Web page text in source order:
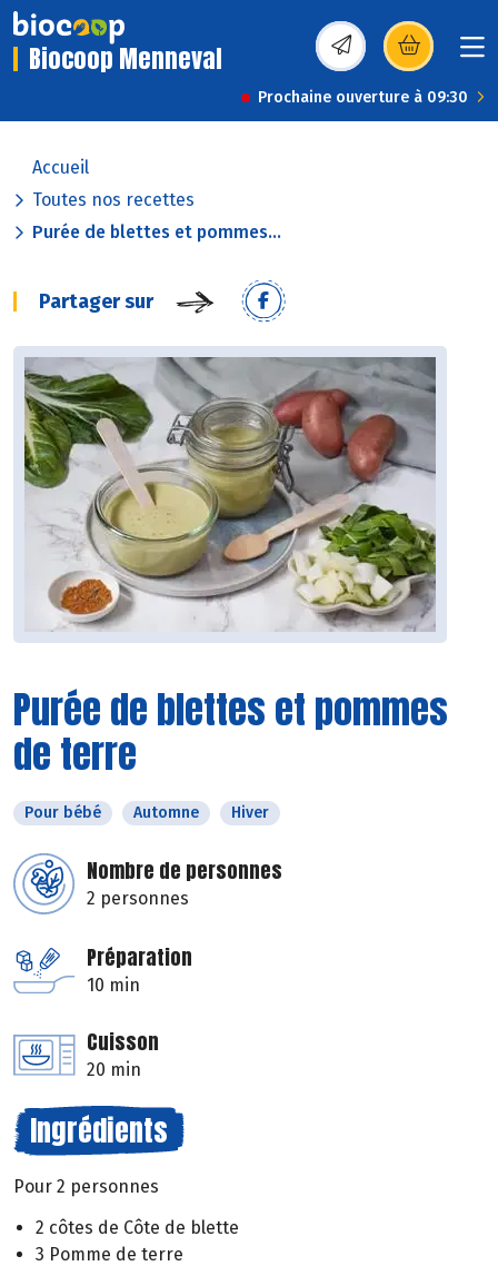
Biocoop Menneval (s’ouvre dans une
Prochaine ouverture à 09:30
Accueil
Toutes nos recettes
Purée de blettes et pommes...
Partager sur
Purée de blettes et pommes
de terre
Pour bébé Automne Hiver
Nombre de personnes
2 personnes
Préparation
10 min
Cuisson
20 min
Ingrédients
Pour 2 personnes
2 côtes de Côte de blette
3 Pomme de terre